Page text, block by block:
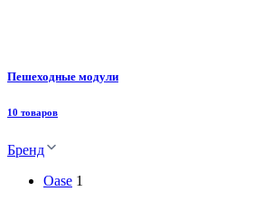
Пешеходные модули
10 товаров
Бренд
Oase 1